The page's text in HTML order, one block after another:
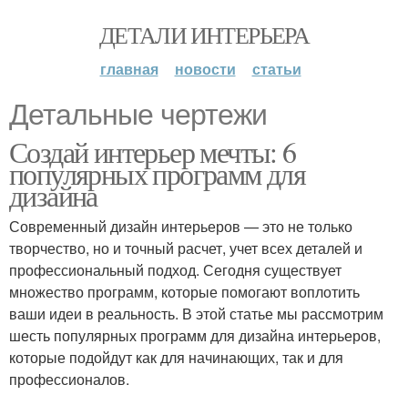
ДЕТАЛИ ИНТЕРЬЕРА
главная новости статьи
Детальные чертежи
Создай интерьер мечты: 6
популярных программ для
дизайна
Современный дизайн интерьеров — это не только
творчество, но и точный расчет, учет всех деталей и
профессиональный подход. Сегодня существует
множество программ, которые помогают воплотить
ваши идеи в реальность. В этой статье мы рассмотрим
шесть популярных программ для дизайна интерьеров,
которые подойдут как для начинающих, так и для
профессионалов.